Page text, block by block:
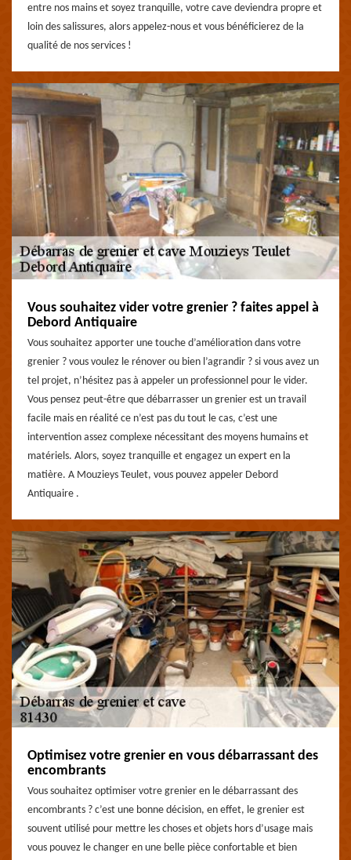
entre nos mains et soyez tranquille, votre cave deviendra propre et
loin des salissures, alors appelez-nous et vous bénéficierez de la
qualité de nos services !
Vous souhaitez vider votre grenier ? faites appel à
Debord Antiquaire
Vous souhaitez apporter une touche d’amélioration dans votre
grenier ? vous voulez le rénover ou bien l’agrandir ? si vous avez un
tel projet, n’hésitez pas à appeler un professionnel pour le vider.
Vous pensez peut-être que débarrasser un grenier est un travail
facile mais en réalité ce n’est pas du tout le cas, c’est une
intervention assez complexe nécessitant des moyens humains et
matériels. Alors, soyez tranquille et engagez un expert en la
matière. A Mouzieys Teulet, vous pouvez appeler Debord
Antiquaire .
Optimisez votre grenier en vous débarrassant des
encombrants
Vous souhaitez optimiser votre grenier en le débarrassant des
encombrants ? c’est une bonne décision, en effet, le grenier est
souvent utilisé pour mettre les choses et objets hors d’usage mais
vous pouvez le changer en une belle pièce confortable et bien